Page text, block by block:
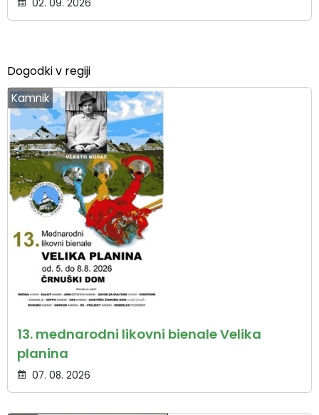
02. 09. 2026
Dogodki v regiji
Kamnik
13. mednarodni likovni bienale Velika
planina
07. 08. 2026